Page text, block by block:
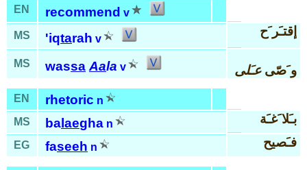
EN recommend v
MS
'iqtarah v
إقتـَر َح
MS wassa Aala v و َصّىعـَلى
EN rhetoric n
MS
ba laegha n بـَلا َغـَة
EG faseeh n فـَصيح